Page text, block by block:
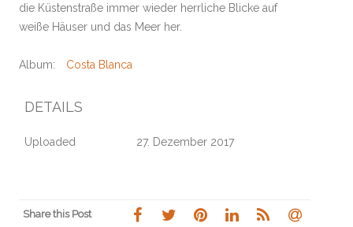
die Küstenstraße immer wieder herrliche Blicke auf
weiße Häuser und das Meer her.
Album: Costa Blanca
DETAILS
Uploaded 27. Dezember 2017
Share this Post